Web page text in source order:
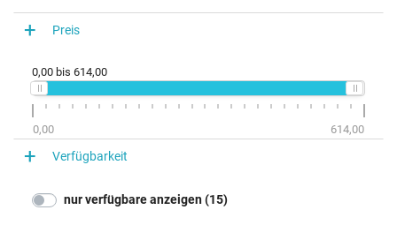
Preis
0,00 bis 614,00
0,00 614,00
Verfügbarkeit
nur verfügbare anzeigen (15)